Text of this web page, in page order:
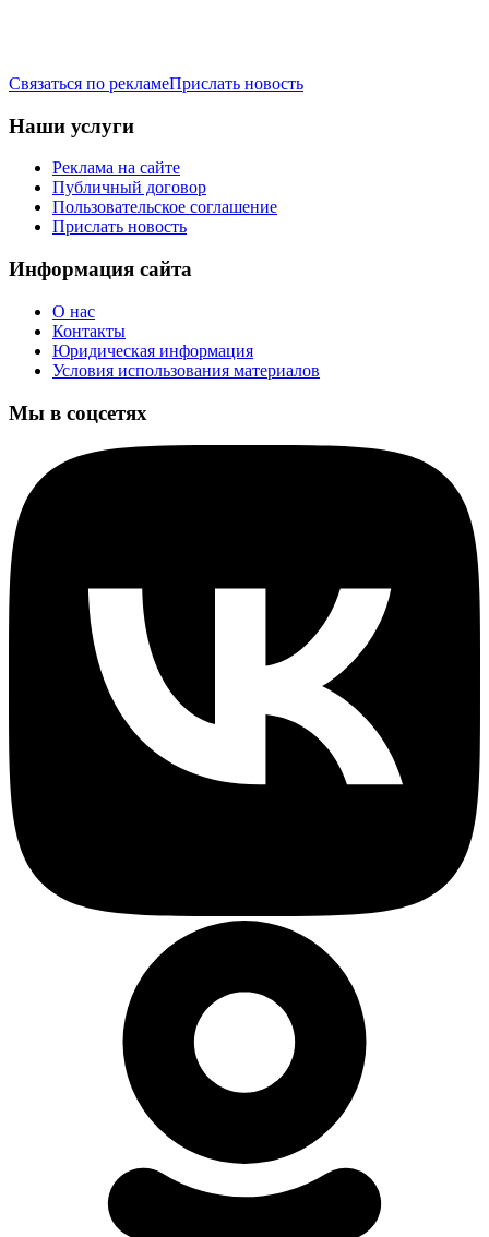
Связаться по рекламеПрислать новость
Наши услуги
Реклама на сайте
Публичный договор
Пользовательское соглашение
Прислать новость
Информация сайта
О нас
Контакты
Юридическая информация
Условия использования материалов
Мы в соцсетях